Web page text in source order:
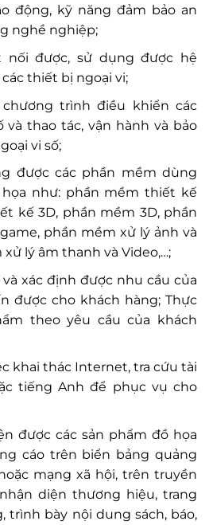
động, kỹ năng đảm bảo an
nghề nghiệp;
nối được, sử dụng được hệ
thiết bị ngoại vi;
trình điều khiển các
thao tác, vận hành và bảo
vi số;
được các phần mềm dùng
như: phần mềm thiết kế
kế 3D, phần mềm 3D, phần
phần mềm xử lý ảnh và
lý âm thanh và Video,…;
xác định được nhu cầu của
được cho khách hàng; Thực
theo yêu cầu của khách
khai thác Internet, tra cứu tài
tiếng Anh để phục vụ cho
được các sản phẩm đồ họa
cáo trên biển bảng quảng
mạng xã hội, trên truyền
diện thương hiệu, trang
trình bày nội dung sách, báo,